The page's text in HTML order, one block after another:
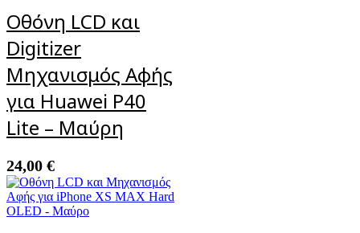
Οθόνη LCD και
Digitizer
Μηχανισμός Αφής
για Huawei P40
Lite – Μαύρη
24,00 €